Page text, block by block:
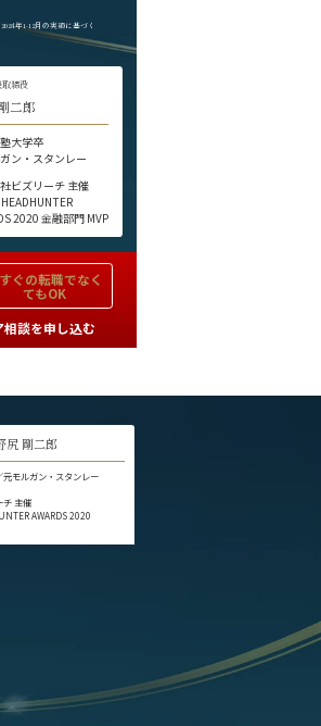
年1-12月の実績に基づく
取締役
二郎
大学卒
ン・スタンレー
ビズリーチ 主催
2020 金融部門 MVP
ぐの転職でなく
てもOK
談を申し込む
尻 剛二郎
モルガン・スタンレー
チ 主催
AWARDS 2020